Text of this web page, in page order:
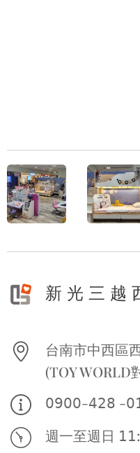
新 光 三 越
台南市中西區
(TOY WORLD
𝟢𝟫𝟢𝟢-𝟦𝟤𝟪 -
週一至週日